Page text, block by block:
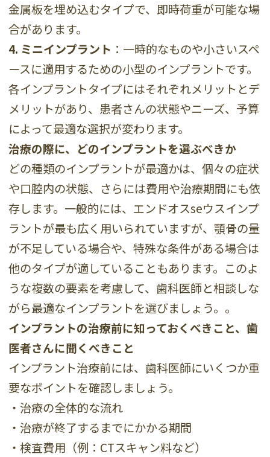
金属板を埋め込むタイプで、即時荷重が可能な場
合があります。
4. ミニインプラント ：一時的なものや小さいスペ
ースに適用するための小型のインプラントです。
各インプラントタイプにはそれぞれメリットとデ
メリットがあり、患者さんの状態やニーズ、予算
によって最適な選択が変わります。
治療の際に、どのインプラントを選ぶべきか
どの種類のインプラントが最適かは、個々の症状
や口腔内の状態、さらには費用や治療期間にも依
存します。一般的には、エンドオスseウスインプ
ラントが最も広く用いられていますが、顎骨の量
が不足している場合や、特殊な条件がある場合は
他のタイプが適していることもあります。このよ
うな複数の要素を考慮して、歯科医師と相談しな
がら最適なインプラントを選びましょう。。
インプラントの治療前に知っておくべきこと、歯
医者さんに聞くべきこと
インプラント治療前には、歯科医師にいくつか重
要なポイントを確認しましょう。
・治療の全体的な流れ
・治療が終了するまでにかかる期間
・検査費用（例：CTスキャン料など）